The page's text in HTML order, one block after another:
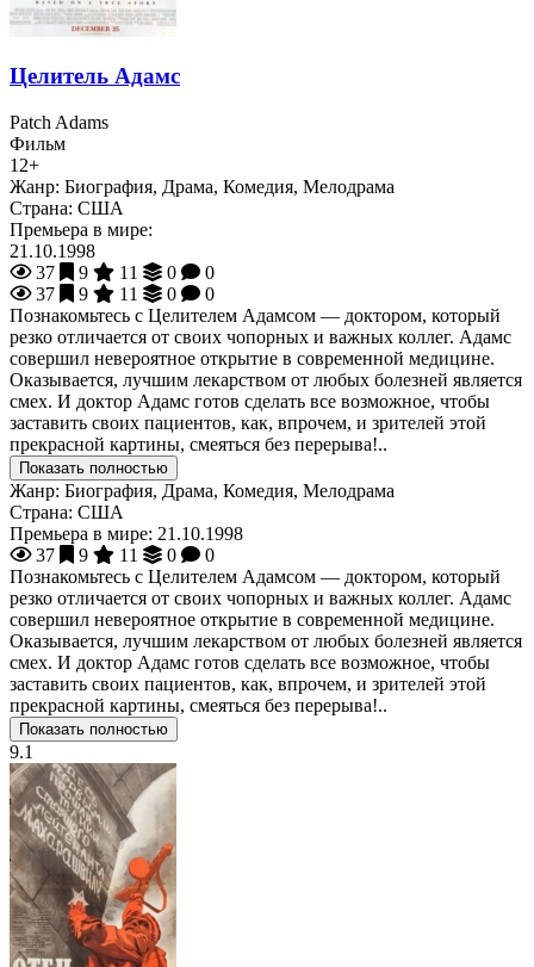
Целитель Адамс
Patch Adams
Фильм
12+
Жанр: Биография, Драма, Комедия, Мелодрама
Страна: США
Премьера в мире:
21.10.1998
37
9 11 0
0
37
9 11 0
0
Познакомьтесь с Целителем Адамсом — доктором, который
резко отличается от своих чопорных и важных коллег. Адамс
совершил невероятное открытие в современной медицине.
Оказывается, лучшим лекарством от любых болезней является
смех. И доктор Адамс готов сделать все возможное, чтобы
заставить своих пациентов, как, впрочем, и зрителей этой
прекрасной картины, смеяться без перерыва!..
Показать полностью
Жанр: Биография, Драма, Комедия, Мелодрама
Страна: США
Премьера в мире: 21.10.1998
37
9 11 0
0
Познакомьтесь с Целителем Адамсом — доктором, который
резко отличается от своих чопорных и важных коллег. Адамс
совершил невероятное открытие в современной медицине.
Оказывается, лучшим лекарством от любых болезней является
смех. И доктор Адамс готов сделать все возможное, чтобы
заставить своих пациентов, как, впрочем, и зрителей этой
прекрасной картины, смеяться без перерыва!..
Показать полностью
9.1